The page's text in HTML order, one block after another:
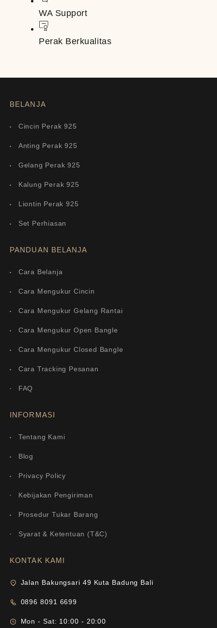
WA Support
Perak Berkualitas
BELANJA
Cincin Perak 925
Anting Perak 925
Gelang Perak 925
Kalung Perak 925
Liontin Perak 925
Set Perhiasan
PANDUAN BELANJA
Cara Belanja
Cara Mengukur Cincin
Cara Mengukur Gelang Rantai
Cara Mengukur Open Bangle
Cara Mengukur Closed Bangle
Cara Tracking Pesanan
FAQ
INFORMASI
Tentang Kami
Blog
Privacy Policy
Kebijakan Pengiriman
Prosedur Tukar Barang
Syarat & Ketentuan (T&C)
KONTAK KAMI
Jalan Bakungsari 49 Kuta Badung Bali
0896 8091 6699
Mon - Sat: 10:00 - 20:00